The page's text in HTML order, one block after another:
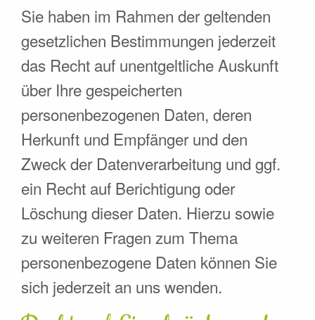
Sie haben im Rahmen der geltenden
gesetzlichen Bestimmungen jederzeit
das Recht auf unentgeltliche Auskunft
über Ihre gespeicherten
personenbezogenen Daten, deren
Herkunft und Empfänger und den
Zweck der Datenverarbeitung und ggf.
ein Recht auf Berichtigung oder
Löschung dieser Daten. Hierzu sowie
zu weiteren Fragen zum Thema
personenbezogene Daten können Sie
sich jederzeit an uns wenden.